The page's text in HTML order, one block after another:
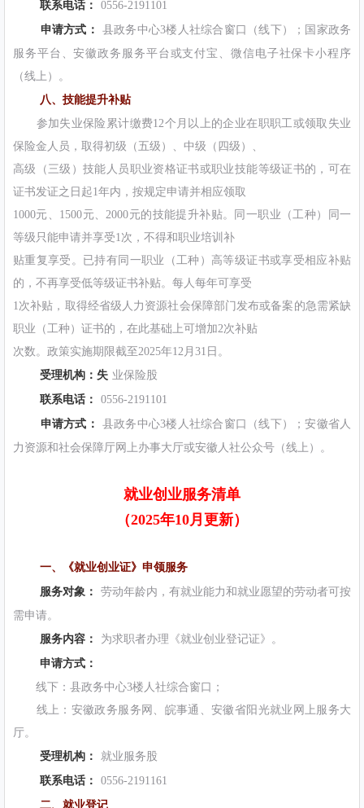
联系电话：
0556-2191101
申请方式：
县政务中心3楼人社综合窗口（线下）；国家政务
服务平台、安徽政务服务平台或支付宝、微信电子社保卡小程序
（线上）。
八、技能提升补贴
参加失业保险累计缴费12个月以上的企业在职职工或领取失业
保险金人员，取得初级（五级）、中级（四级）、
高级（三级）技能人员职业资格证书或职业技能等级证书的，可在
证书发证之日起1年内，按规定申请并相应领取
1000元、1500元、2000元的技能提升补贴。同一职业（工种）同一
等级只能申请并享受1次，不得和职业培训补
贴重复享受。已持有同一职业（工种）高等级证书或享受相应补贴
的，不再享受低等级证书补贴。每人每年可享受
1次补贴，取得经省级人力资源社会保障部门发布或备案的急需紧缺
职业（工种）证书的，在此基础上可增加2次补贴
次数。政策实施期限截至2025年12月31日。
受理机构：失 业保险股
联系电话：
0556-2191101
申请方式：
县政务中心3楼人社综合窗口（线下）；安徽省人
力资源和社会保障厅网上办事大厅或安徽人社公众号（线上）。
就业创业服务清单
（2025年10月更新）
一、《就业创业证》申领服务
服务对象：
劳动年龄内，有就业能力和就业愿望的劳动者可按
需申请。
服务内容：
为求职者办理《就业创业登记证》。
申请方式：
线下：县政务中心3楼人社综合窗口；
线上：安徽政务服务网、皖事通、安徽省阳光就业网上服务大
厅。
受理机构：
就业服务股
联系电话：
0556-2191161
二、就业登记